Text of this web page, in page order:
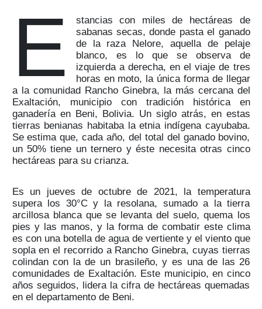
E
stancias con miles de hectáreas de
sabanas secas, donde pasta el ganado
de la raza Nelore, aquella de pelaje
blanco, es lo que se observa de
izquierda a derecha, en el viaje de tres
horas en moto, la única forma de llegar
a la comunidad Rancho Ginebra, la más cercana del
Exaltación, municipio con tradición histórica en
ganadería en Beni, Bolivia. Un siglo atrás, en estas
tierras benianas habitaba la etnia indígena cayubaba.
Se estima que, cada año, del total del ganado bovino,
un 50% tiene un ternero y éste necesita otras cinco
hectáreas para su crianza.
Es un jueves de octubre de 2021, la temperatura
supera los 30°C y la resolana, sumado a la tierra
arcillosa blanca que se levanta del suelo, quema los
pies y las manos, y la forma de combatir este clima
es con una botella de agua de vertiente y el viento que
sopla en el recorrido a Rancho Ginebra, cuyas tierras
colindan con la de un brasileño, y es una de las 26
comunidades de Exaltación. Este municipio, en cinco
años seguidos, lidera la cifra de hectáreas quemadas
en el departamento de Beni.